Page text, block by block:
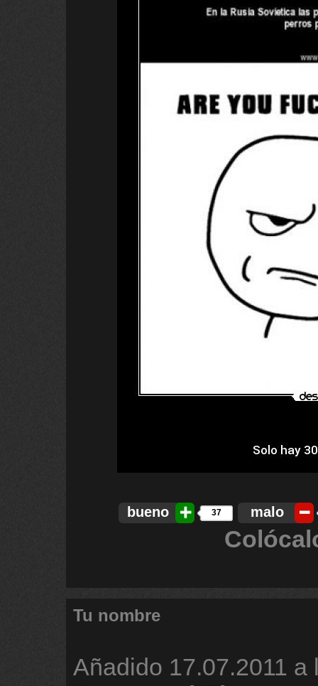
bueno 37 malo
Tu nombre
Añadido 17.07.2011 a